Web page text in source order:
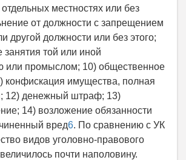
местностях или без
от должности с запрещением
другой должности или без этого;
той или иной
или промыслом; 10) общественное
конфискация имущества, полная
12) денежный штраф; 13)
14) возложение обязанности
вред6. По сравнению с УК
видов уголовно-правового
почти наполовину.